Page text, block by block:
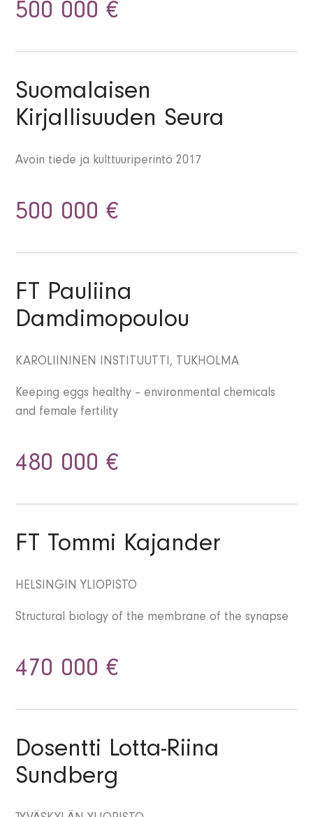
500 000 €
Suomalaisen
Kirjallisuuden Seura
Avoin tiede ja kulttuuriperintö 2017
500 000 €
FT Pauliina
Damdimopoulou
KAROLIININEN INSTITUUTTI, TUKHOLMA
Keeping eggs healthy – environmental chemicals
and female fertility
480 000 €
FT Tommi Kajander
HELSINGIN YLIOPISTO
Structural biology of the membrane of the synapse
470 000 €
Dosentti Lotta-Riina
Sundberg